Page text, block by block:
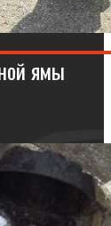
ямы